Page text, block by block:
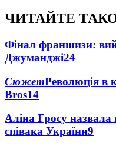
ЧИТАЙТЕ
Фінал франшизи:
Джуманджі24
СюжетРеволюція в
Bros14
Аліна Гросу назвала
співака України9